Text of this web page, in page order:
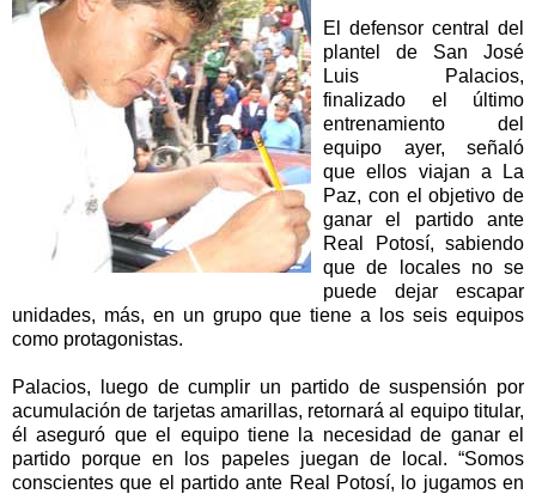
El defensor central del
plantel de San José
Luis Palacios,
finalizado el último
entrenamiento del
equipo ayer, señaló
que ellos viajan a La
Paz, con el objetivo de
ganar el partido ante
Real Potosí, sabiendo
que de locales no se
puede dejar escapar
unidades, más, en un grupo que tiene a los seis equipos
como protagonistas.
Palacios, luego de cumplir un partido de suspensión por
acumulación de tarjetas amarillas, retornará al equipo titular,
él aseguró que el equipo tiene la necesidad de ganar el
partido porque en los papeles juegan de local. “Somos
conscientes que el partido ante Real Potosí, lo jugamos en